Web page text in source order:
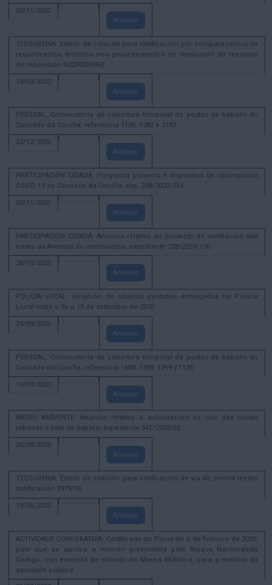
03/11/2022
Amosar
TESOURERÍA. Edicto de citación para notificación por comparecencia de
requirimentos emitidos nos procedementos de resolución de recursos
de reposición N2200334963
18/03/2022
Amosar
PERSOAL. Convocatoria de cobertura temporal de postos de traballo do
Concello da Coruña, referencia 1106, 1382 e 2182
22/12/2020
Amosar
PARTICIPACIÓN CIDADÁ. Programa proxecto II dispositivo de voluntariado
COVID 19 do Concello da Coruña, exp. 238/2020/254
03/11/2020
Amosar
PARTICIPACIÓN CIDADÁ. Anuncio relativo ao proxecto de ventilación das
naves da Avenida do metrosidero, expediente 238/2020/150
28/10/2020
Amosar
POLICÍA LOCAL. Relación de obxetos perdidos entregados na Policía
Local entre o 9e o 15 de setembro de 2020
24/09/2020
Amosar
PERSOAL. Convocatoria de cobertura temporal de postos de traballo do
Concello da Coruña, referencia 1608, 1398, 1399 y 1135
15/09/2020
Amosar
MEDIO AMBIENTE. Anuncio relativo á autorización do uso das hortas
urbanas e lista de espera, expediente 541/2020/62
20/08/2020
Amosar
TESOURERÍA. Edicto de citación para notificación de vía de prema recibo
notificación 3979/55
19/06/2020
Amosar
ACTIVIDADE CORPORATIVA. Certificado do Pleno do 6 de febreiro de 2020,
polo que se aproba a moción presentada polo Bloque Nacionalista
Galego, con emenda de adición de Marea Atlántica, para a mellora da
sanidade pública.